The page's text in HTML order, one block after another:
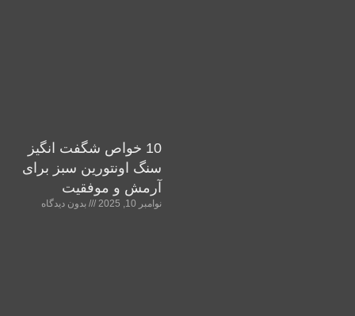
10 خواص شگفت انگیز
سنگ اونتورین سبز برای
آرمش و موفقیت
نوامبر 10, 2025 بدون دیدگاه